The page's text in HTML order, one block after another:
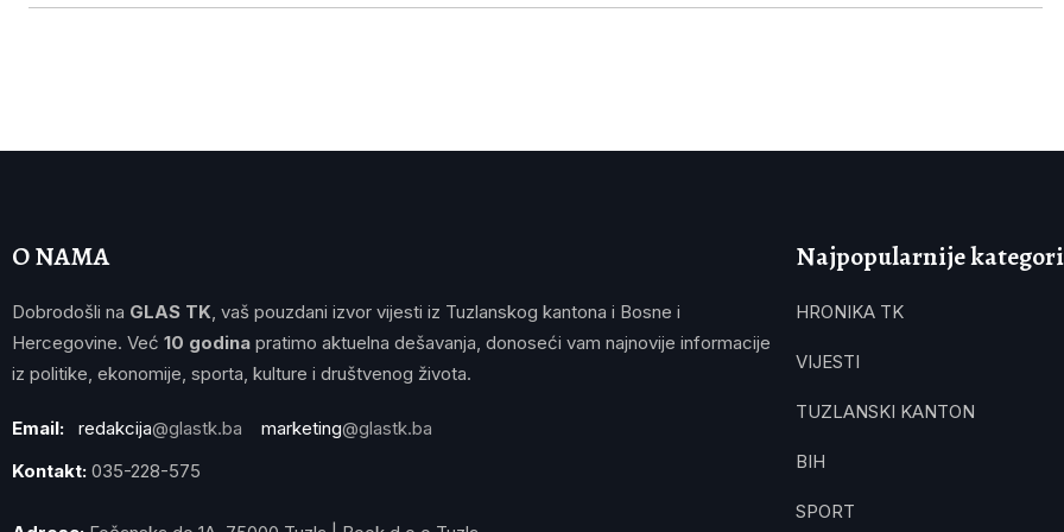
O NAMA
Dobrodošli na GLAS TK, vaš pouzdani izvor vijesti iz Tuzlanskog kantona i Bosne i
Hercegovine. Već 10 godina pratimo aktuelna dešavanja, donoseći vam najnovije informacije
iz politike, ekonomije, sporta, kulture i društvenog života.
Email: redakcija@glastk.ba marketing@glastk.ba
Kontakt: 035-228-575
Najpopularnije
HRONIKA TK
VIJESTI
TUZLANSKI KANTON
BIH
SPORT